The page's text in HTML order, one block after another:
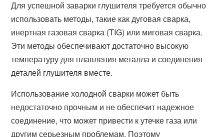
Для успешной заварки глушителя требуется обычно
использовать методы, такие как дуговая сварка,
инертная газовая сварка (TIG) или миговая сварка.
Эти методы обеспечивают достаточно высокую
температуру для плавления металла и соединения
деталей глушителя вместе.
Использование холодной сварки может быть
недостаточно прочным и не обеспечит надежное
соединение, что может привести к утечке газа или
другим серьезным проблемам. Поэтому